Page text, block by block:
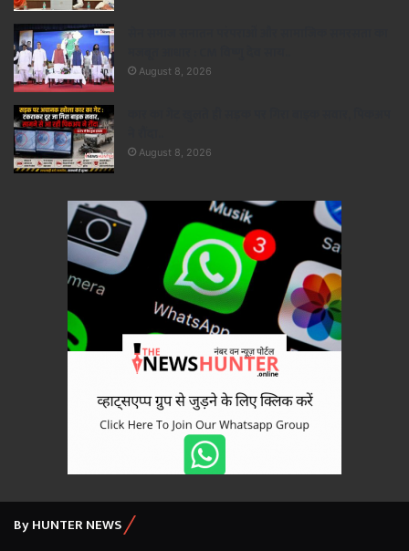
August 8, 2026
August 8, 2026
By HUNTER NEWS